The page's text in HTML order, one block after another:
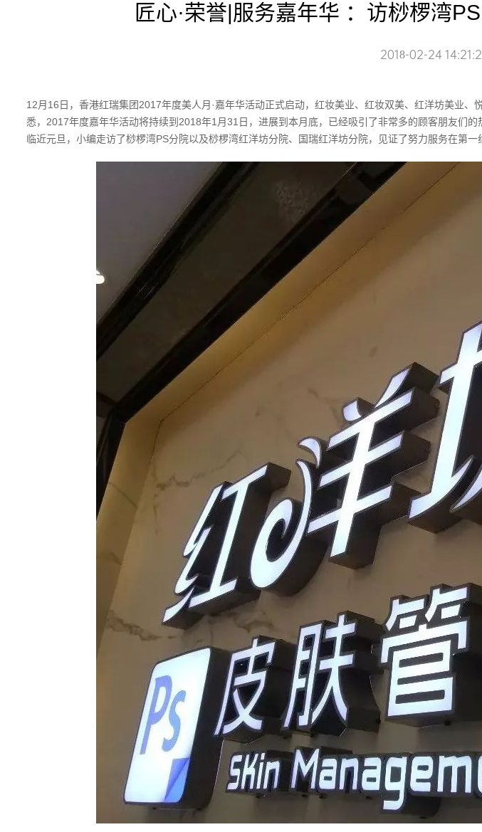
匠心·荣誉|服务嘉年华 ：访桫椤湾
2018-02-24
12月16日，香港红瑞集团2017年度美人月·嘉年华活动正式启动，红妆美业、红妆双美、红洋坊美业
悉，2017年度嘉年华活动将持续到2018年1月31日，进展到本月底，已经吸引了非常多的顾客朋友们的
临近元旦，小编走访了桫椤湾PS分院以及桫椤湾红洋坊分院、国瑞红洋坊分院，见证了努力服务在第一